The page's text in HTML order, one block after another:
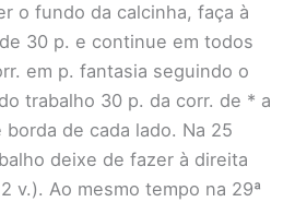
o fundo da calcinha, faça à
30 p. e continue em todos
em p. fantasia seguindo o
trabalho 30 p. da corr. de * a
borda de cada lado. Na 25
deixe de fazer à direita
v.). Ao mesmo tempo na 29ª